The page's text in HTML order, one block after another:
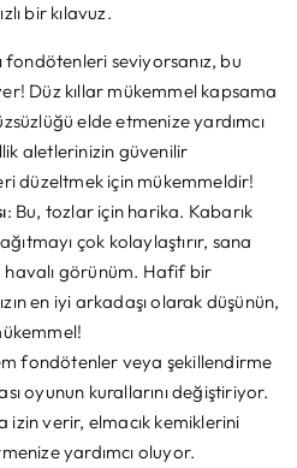
bir kılavuz.
fondötenleri seviyorsanız, bu
Düz kıllar mükemmel kapsama
elde etmenize yardımcı
aletlerinizin güvenilir
düzeltmek için mükemmeldir!
: Bu, tozlar için harika. Kabarık
çok kolaylaştırır, sana
havalı görünüm. Hafif bir
en iyi arkadaşı olarak düşünün,
fondötenler veya şekillendirme
oyunun kurallarını değiştiriyor.
izin verir, elmacık kemiklerini
yardımcı oluyor.